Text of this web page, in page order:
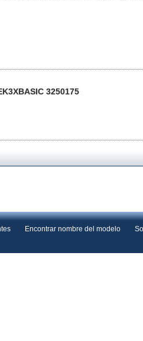
3250175
Encontrar nombre del modelo